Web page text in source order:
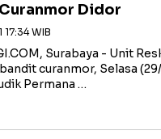
Didor
WIB
Surabaya - Unit
curanmor, Selasa
Permana …